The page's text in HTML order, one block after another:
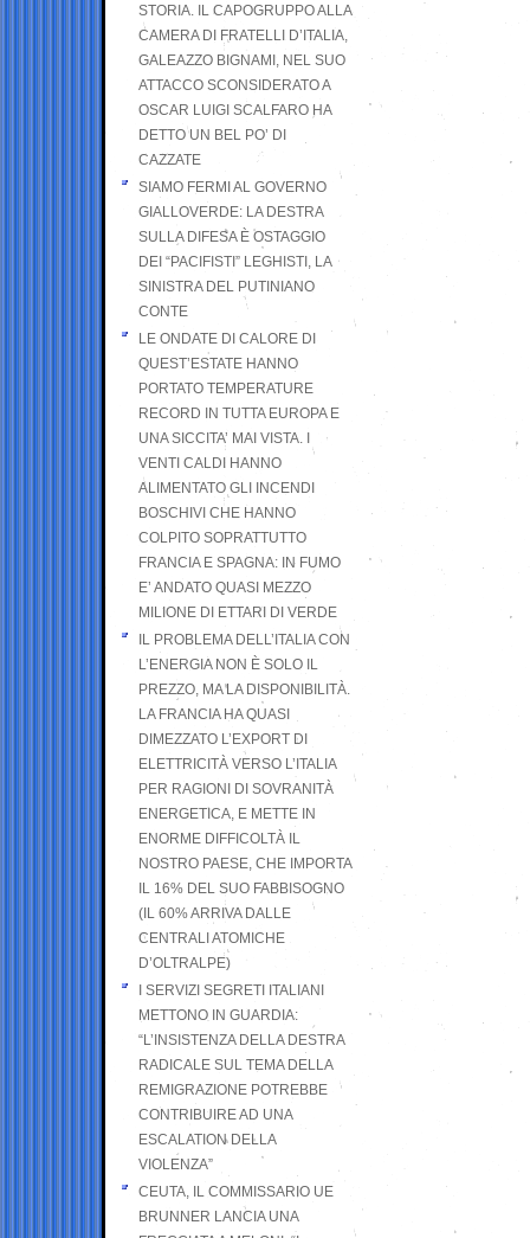
STORIA. IL CAPOGRUPPO ALLA
CAMERA DI FRATELLI D’ITALIA,
GALEAZZO BIGNAMI, NEL SUO
ATTACCO SCONSIDERATO A
OSCAR LUIGI SCALFARO HA
DETTO UN BEL PO’ DI
CAZZATE
SIAMO FERMI AL GOVERNO
GIALLOVERDE: LA DESTRA
SULLA DIFESA È OSTAGGIO
DEI “PACIFISTI” LEGHISTI, LA
SINISTRA DEL PUTINIANO
CONTE
LE ONDATE DI CALORE DI
QUEST’ESTATE HANNO
PORTATO TEMPERATURE
RECORD IN TUTTA EUROPA E
UNA SICCITA’ MAI VISTA. I
VENTI CALDI HANNO
ALIMENTATO GLI INCENDI
BOSCHIVI CHE HANNO
COLPITO SOPRATTUTTO
FRANCIA E SPAGNA: IN FUMO
E’ ANDATO QUASI MEZZO
MILIONE DI ETTARI DI VERDE
IL PROBLEMA DELL’ITALIA CON
L’ENERGIA NON È SOLO IL
PREZZO, MA LA DISPONIBILITÀ.
LA FRANCIA HA QUASI
DIMEZZATO L’EXPORT DI
ELETTRICITÀ VERSO L’ITALIA
PER RAGIONI DI SOVRANITÀ
ENERGETICA, E METTE IN
ENORME DIFFICOLTÀ IL
NOSTRO PAESE, CHE IMPORTA
IL 16% DEL SUO FABBISOGNO
(IL 60% ARRIVA DALLE
CENTRALI ATOMICHE
D’OLTRALPE)
I SERVIZI SEGRETI ITALIANI
METTONO IN GUARDIA:
“L’INSISTENZA DELLA DESTRA
RADICALE SUL TEMA DELLA
REMIGRAZIONE POTREBBE
CONTRIBUIRE AD UNA
ESCALATION DELLA
VIOLENZA”
CEUTA, IL COMMISSARIO UE
BRUNNER LANCIA UNA